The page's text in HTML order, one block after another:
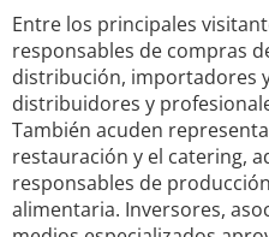
Entre los principales
responsables de compras
distribución, importadores
distribuidores y
También acuden
restauración y el catering,
responsables de
alimentaria. Inversores,